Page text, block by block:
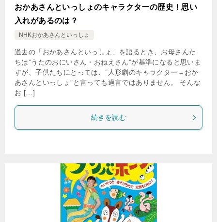
おかあさんといっしょのキャラクターの歴史！思い
入れがあるのは？
NHKおかあさんといっしょ
過去の「おかあさんといっしょ」を語るとき、お母さんた
ちは”うたのおにいさん・おねえさん”が基準になると思いま
すが、子供たちにとっては、”人形劇のキャラクター＝おか
あさんといっしょ”と言っても過言ではありません。 そんな
お […]
続きを読む